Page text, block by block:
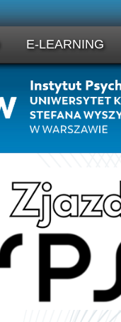
E-LEARNING